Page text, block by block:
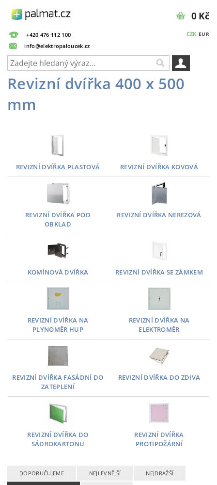
+420 476 112 100
info@elektropaloucek.cz
CZK EUR
0 Kč
Revizní dvířka 400 x 500
mm
REVIZNÍ DVÍŘKA PLASTOVÁ REVIZNÍ DVÍŘKA KOVOVÁ
REVIZNÍ DVÍŘKA POD
OBKLAD
REVIZNÍ DVÍŘKA NEREZOVÁ
KOMÍNOVÁ DVÍŘKA REVIZNÍ DVÍŘKA SE ZÁMKEM
REVIZNÍ DVÍŘKA NA
PLYNOMĚR HUP
REVIZNÍ DVÍŘKA NA
ELEKTROMĚR
REVIZNÍ DVÍŘKA FASÁDNÍ DO
ZATEPLENÍ
REVIZNÍ DVÍŘKA DO ZDIVA
REVIZNÍ DVÍŘKA DO
SÁDROKARTONU
REVIZNÍ DVÍŘKA
PROTIPOŽÁRNÍ
DOPORUČUJEME NEJLEVNĚJŠÍ NEJDRAŽŠÍ